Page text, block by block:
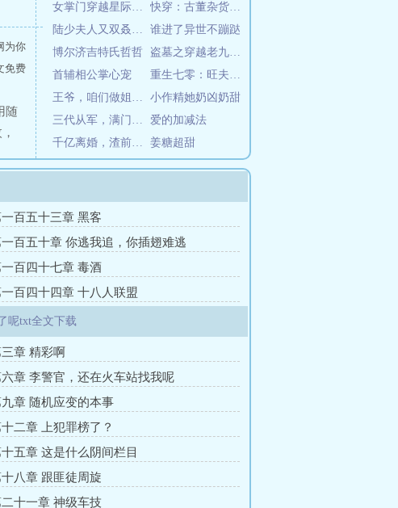
女掌门穿越星际被众兽夫狂追
快穿：古董杂货铺奇遇记
陆少夫人又双叒撒娇了
谁进了异世不蹦跶
博尔济吉特氏哲哲
盗墓之穿越老九门怎么办在线等急
首辅相公掌心宠
重生七零：旺夫娇妻是神医
王爷，咱们做姐妹可好
小作精她奶凶奶甜
三代从军，满门将星扶祁同伟进部
爱的加减法
千亿离婚，渣前夫破大防！
姜糖超甜
为你
免费
随
找
的
名
种
百五十三章 黑客
百五十章 你逃我追，你插翅难逃
百四十七章 毒酒
百四十四章 十八人联盟
呢txt全文下载
章 精彩啊
章 李警官，还在火车站找我呢
章 随机应变的本事
二章 上犯罪榜了？
五章 这是什么阴间栏目
八章 跟匪徒周旋
十一章 神级车技